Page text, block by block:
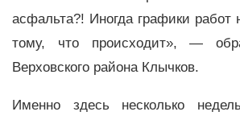
асфальта?! Иногда графики работ
тому, что происходит», —
Верховского района Клычков.
Именно здесь несколько